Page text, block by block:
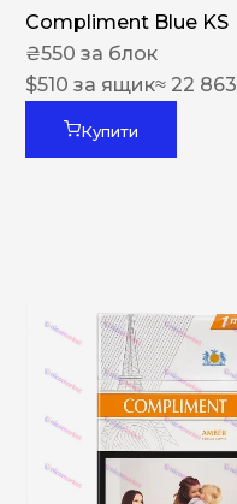
Compliment Blue KS
₴550 за блок
$510 за ящик≈ 22
Купити